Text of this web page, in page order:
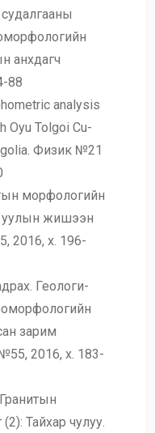
анхдагч
88
analysis
Oyu Tolgoi Cu-
Физик №21
морфологийн
уулын жишээн
2016, х. 196-
Геологи-
зарим
2016, х. 183-
Тайхар чулуу.